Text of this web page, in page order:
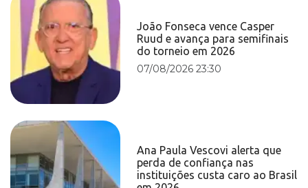
João Fonseca vence Casper
Ruud e avança para semifinais
do torneio em 2026
07/08/2026 23:30
Ana Paula Vescovi alerta que
perda de confiança nas
instituições custa caro ao Brasil